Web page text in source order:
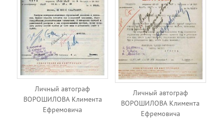
Личный автограф
ВОРОШИЛОВА Климента
Ефремовича
Личный автограф
ВОРОШИЛОВА Климента
Ефремовича